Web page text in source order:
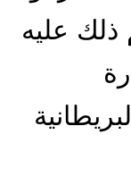
ذلك عليه